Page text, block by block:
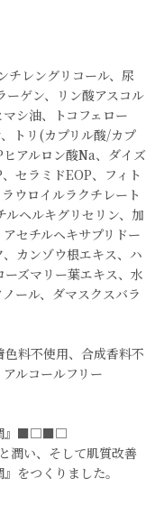
チレングリコール、尿
ーゲン、リン酸アスコル
シ油、トコフェロー
トリ(カプリル酸/カプ
アルロン酸Na、ダイズ
セラミドEOP、フィト
ウロイルラクチレート
ルヘルキグリセリン、加
セチルヘキサプリドー
カンゾウ根エキス、ハ
ズマリー葉エキス、水
ール、ダマスクスバラ
料不使用、合成香料不
ルコールフリー
』■□■□
潤い、そして肌質改善
をつくりました。